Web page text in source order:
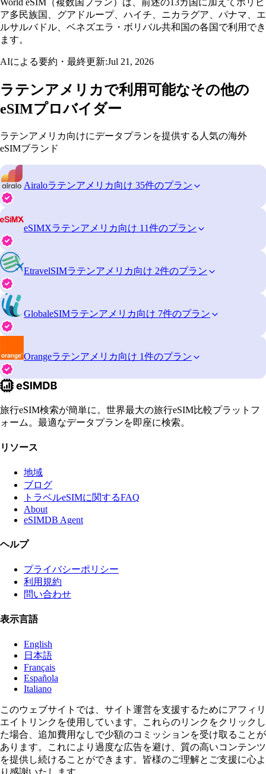
World eSIM（複数国プラン）は、前述の13カ国に加えてボリビ
ア多民族国、グアドループ、ハイチ、ニカラグア、パナマ、エ
ルサルバドル、ベネズエラ・ボリバル共和国の各国で利用でき
ます。
AIによる要約・最終更新:Jul 21, 2026
ラテンアメリカで利用可能なその他の
eSIMプロバイダー
ラテンアメリカ向けにデータプランを提供する人気の海外
eSIMブランド
Airaloラテンアメリカ向け 35件のプラン
eSIMXラテンアメリカ向け 11件のプラン
EtravelSIMラテンアメリカ向け 2件のプラン
GlobaleSIMラテンアメリカ向け 7件のプラン
Orangeラテンアメリカ向け 1件のプラン
旅行eSIM検索が簡単に。世界最大の旅行eSIM比較プラットフ
ォーム。最適なデータプランを即座に検索。
リソース
地域
ブログ
トラベルeSIMに関するFAQ
About
eSIMDB Agent
ヘルプ
プライバシーポリシー
利用規約
問い合わせ
表示言語
English
日本語
Français
Española
Italiano
このウェブサイトでは、サイト運営を支援するためにアフィリ
エイトリンクを使用しています。これらのリンクをクリックし
た場合、追加費用なしで少額のコミッションを受け取ることが
あります。これにより過度な広告を避け、質の高いコンテンツ
を提供し続けることができます。皆様のご理解とご支援に心よ
り感謝いたします。